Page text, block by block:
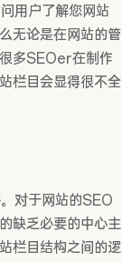
用户了解您网站
无论是在网站的管
多SEOer在制作
栏目会显得很不全
对于网站的SEO
缺乏必要的中心主
栏目结构之间的逻